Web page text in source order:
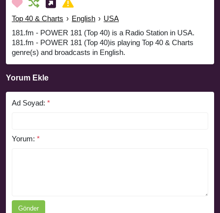
Top 40 & Charts › English › USA
181.fm - POWER 181 (Top 40) is a Radio Station in USA.
181.fm - POWER 181 (Top 40)is playing Top 40 & Charts
genre(s) and broadcasts in English.
Yorum Ekle
Ad Soyad: *
Yorum: *
Gönder